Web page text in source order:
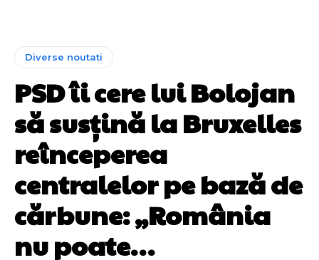
Diverse noutati
PSD îi cere lui Bolojan
să susțină la Bruxelles
reînceperea
centralelor pe bază de
cărbune: „România
nu poate…